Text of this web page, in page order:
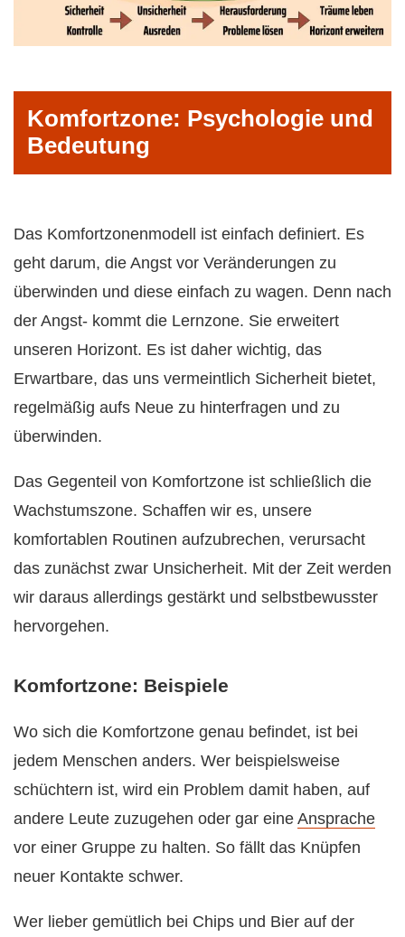
Komfortzone: Psychologie und
Bedeutung
Das Komfortzonenmodell ist einfach definiert. Es
geht darum, die Angst vor Veränderungen zu
überwinden und diese einfach zu wagen. Denn nach
der Angst- kommt die Lernzone. Sie erweitert
unseren Horizont. Es ist daher wichtig, das
Erwartbare, das uns vermeintlich Sicherheit bietet,
regelmäßig aufs Neue zu hinterfragen und zu
überwinden.
Das Gegenteil von Komfortzone ist schließlich die
Wachstumszone. Schaffen wir es, unsere
komfortablen Routinen aufzubrechen, verursacht
das zunächst zwar Unsicherheit. Mit der Zeit werden
wir daraus allerdings gestärkt und selbstbewusster
hervorgehen.
Komfortzone: Beispiele
Wo sich die Komfortzone genau befindet, ist bei
jedem Menschen anders. Wer beispielsweise
schüchtern ist, wird ein Problem damit haben, auf
andere Leute zuzugehen oder gar eine Ansprache
vor einer Gruppe zu halten. So fällt das Knüpfen
neuer Kontakte schwer.
Wer lieber gemütlich bei Chips und Bier auf der